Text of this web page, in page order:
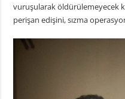
vuruşularak öldürülemeyecek
perişan edişini, sızma